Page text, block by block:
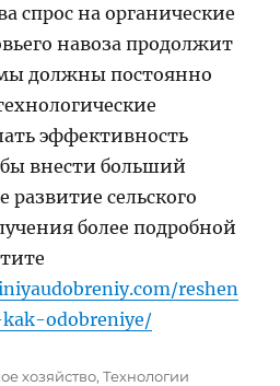
спрос на органические
навоза продолжит
должны постоянно
эффективность
внести больший
развитие сельского
более подробной
reshen
odobreniye/
хозяйство,Технологии